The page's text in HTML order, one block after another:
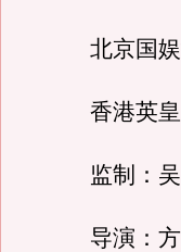
北京国娱
香港英皇
监制：吴
导演：方